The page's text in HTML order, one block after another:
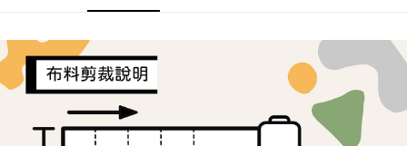
１．簡單：不需註冊會員、不需綁卡、不需儲值。
３．安心：先確認商品／服務後，再付款。
【「AFTEE先享後付」結帳流程】
１．於結帳方式選擇「AFTEE先享後付」後，將跳轉至「AFTEE先享後付」
結帳頁面，進行簡訊認證並確認金額後，即可完成結帳。
２．訂單成立數日內，您將收到繳費通知簡訊。
３．收到繳費通知簡訊後14天內，點擊此簡訊中的連結，可透過四大超商／
全家取貨付款
每筆NT$65，滿NT$1,500(含以上)免運費
每筆NT$65，滿NT$1,500(含以上)免運費